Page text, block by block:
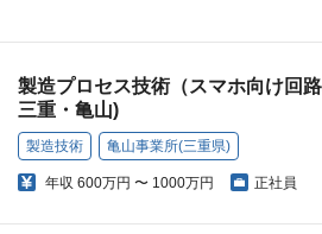
製造プロセス技術（スマホ向け回
三重・亀山)
製造技術 亀山事業所(三重県)
年収 600万円 〜 1000万円 正社員